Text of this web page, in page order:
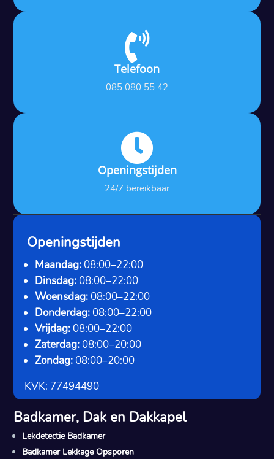

Telefoon
085 080 55 42

Openingstijden
24/7 bereikbaar
Openingstijden
Maandag: 08:00–22:00
Dinsdag: 08:00–22:00
Woensdag: 08:00–22:00
Donderdag: 08:00–22:00
Vrijdag: 08:00–22:00
Zaterdag: 08:00–20:00
Zondag: 08:00–20:00
KVK: 77494490
Badkamer, Dak en Dakkapel
Lekdetectie Badkamer
Badkamer Lekkage Opsporen